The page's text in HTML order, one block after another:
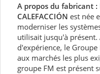
A propos du fabricant :
CALEFACCIÓN est née
moderniser les
utilisait jusqu'à
d'expérience, le
aux marchés les plus
groupe FM est présent